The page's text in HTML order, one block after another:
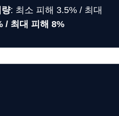
: 최소 피해 3.5% / 최대
/ 최대 피해 8%